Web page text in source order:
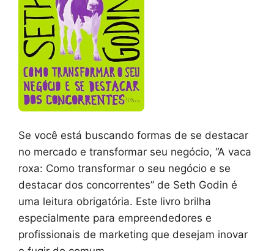
Se você está buscando formas de se destacar
no mercado e transformar seu negócio, “A vaca
roxa: Como transformar o seu negócio e se
destacar dos concorrentes” de Seth Godin é
uma leitura obrigatória. Este livro brilha
especialmente para empreendedores e
profissionais de marketing que desejam inovar